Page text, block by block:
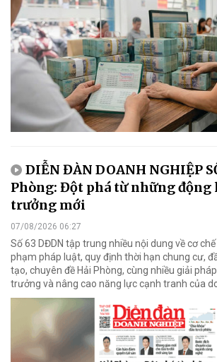
DIỄN ĐÀN DOANH NGHIỆP
Phòng: Đột phá từ những động
trưởng mới
07/08/2026 06:27
Số 63 DĐDN tập trung nhiều nội dung về cơ
phạm pháp luật, quy định thời hạn chung cư,
tạo, chuyên đề Hải Phòng, cùng nhiều giải
trưởng và nâng cao năng lực cạnh tranh của